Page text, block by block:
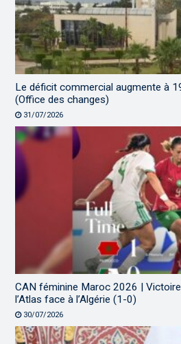
Le déficit commercial augmente à
(Office des changes)
31/07/2026
CAN féminine Maroc 2026 |
l’Atlas face à l’Algérie (1-0)
30/07/2026